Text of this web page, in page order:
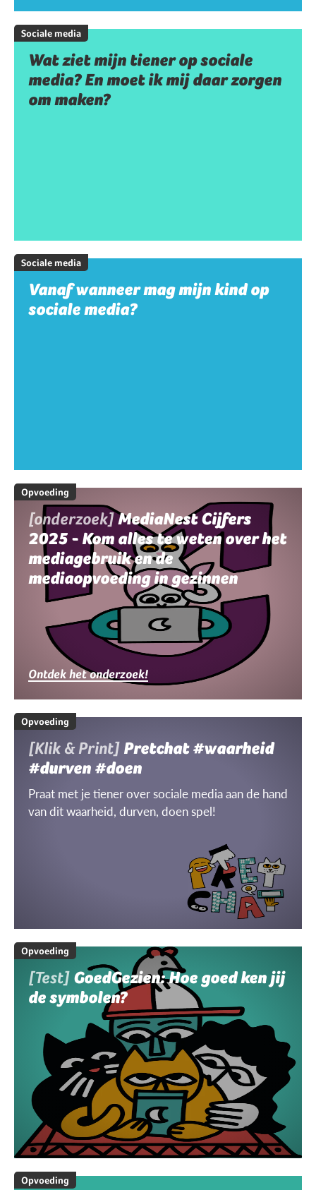
Sociale media
Wat ziet mijn tiener op sociale
media? En moet ik mij daar zorgen
om maken?
Sociale media
Vanaf wanneer mag mijn kind op
sociale media?
Opvoeding
[onderzoek]MediaNest Cijfers
2025 - Kom alles te weten over het
mediagebruik en de
mediaopvoeding in gezinnen
Ontdek het onderzoek!
Opvoeding
[Klik & Print] Pretchat #waarheid
#durven #doen
Praat met je tiener over sociale media aan de hand
van dit waarheid, durven, doen spel!
Opvoeding
[Test] GoedGezien: Hoe goed ken jij
de symbolen?
Opvoeding